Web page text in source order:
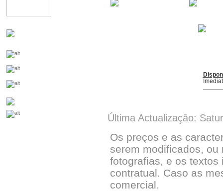
Última Actualização:
Os preços e as
serem modificados, ou
fotografias, e os
contratual. Caso as
comercial.